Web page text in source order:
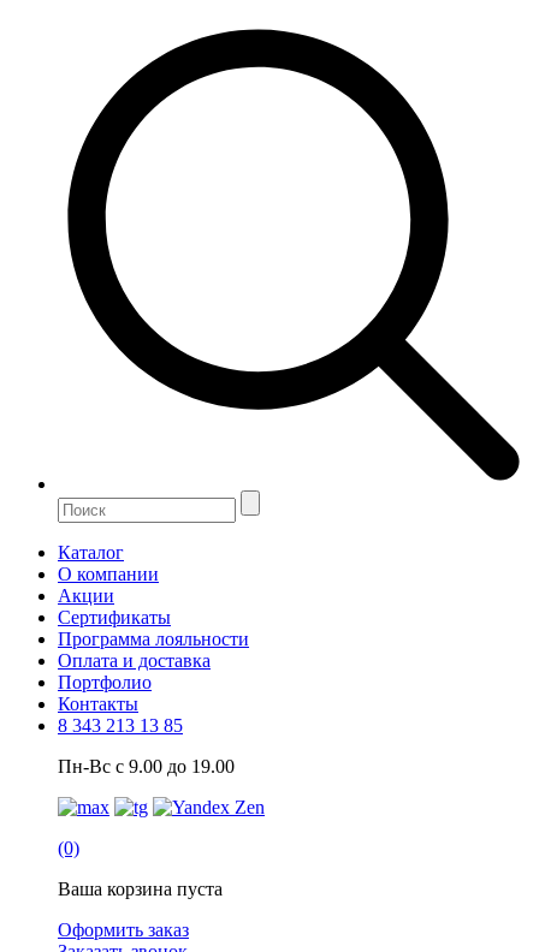
Каталог
О компании
Акции
Сертификаты
Программа лояльности
Оплата и доставка
Портфолио
Контакты
8 343 213 13 85
Пн-Вс с 9.00 до 19.00
(0)
Ваша корзина пуста
Оформить заказ